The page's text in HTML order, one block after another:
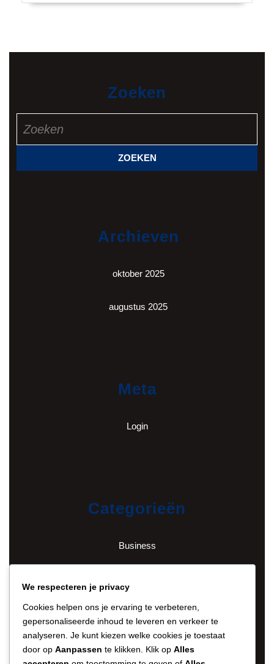
Zoeken
naar:
Archieven
oktober 2025
augustus 2025
Meta
Login
Categorieën
Business
Financieel
Gezond en fit
We respecteren je privacy
Cookies helpen ons je ervaring te verbeteren,
gepersonaliseerde inhoud te leveren en verkeer te
analyseren. Je kunt kiezen welke cookies je toestaat
door op Aanpassen te klikken. Klik op Alles